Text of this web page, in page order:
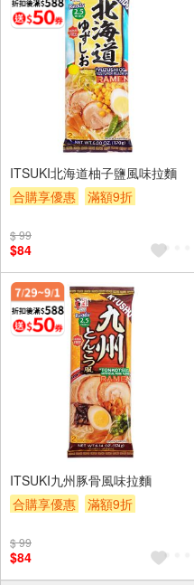
ITSUKI北海道柚子鹽風味拉麵
合購享優惠
滿額9折
$ 99
$84
ITSUKI九州豚骨風味拉麵
合購享優惠
滿額9折
$ 99
$84